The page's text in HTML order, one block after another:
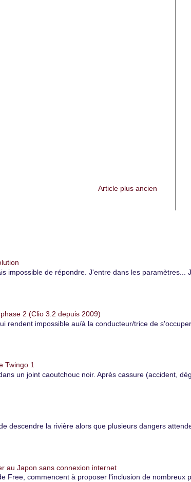
Article plus ancien
impossible de répondre. J'entre dans les paramètres...
2 (Clio 3.2 depuis 2009)
rendent impossible au/à la conducteur/trice de s'occuper
Twingo 1
un joint caoutchouc noir. Après cassure (accident,
descendre la rivière alors que plusieurs dangers
au Japon sans connexion internet
Free, commencent à proposer l'inclusion de nombreux